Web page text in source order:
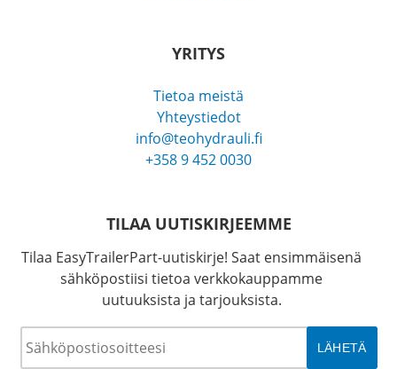
YRITYS
Tietoa meistä
Yhteystiedot
info@teohydrauli.fi
+358 9 452 0030
TILAA UUTISKIRJEEMME
Tilaa EasyTrailerPart-uutiskirje! Saat ensimmäisenä
sähköpostiisi tietoa verkkokauppamme
uutuuksista ja tarjouksista.